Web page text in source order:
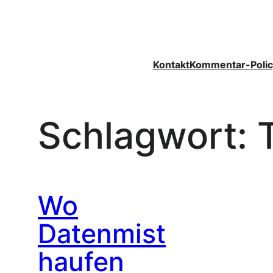
KontaktKommentar-
Schlagwort:
Wo
Datenmist
haufen